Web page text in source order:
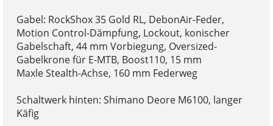
Gabel: RockShox 35 Gold RL, DebonAir-Feder,
Motion Control-Dämpfung, Lockout, konischer
Gabelschaft, 44 mm Vorbiegung, Oversized-
Gabelkrone für E-MTB, Boost110, 15 mm
Maxle Stealth-Achse, 160 mm Federweg
Schaltwerk hinten: Shimano Deore M6100, langer
Käfig